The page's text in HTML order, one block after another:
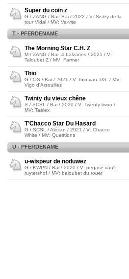
Super du coin z
G / ZANG / Bai, Bai / 2022 / V: Sisley de la
tour Vidal / MV: Va-vite
T - PFERDENAME
The Morning Star C.H. Z
M / ZANG / Bai, 4 balzanes / 2021 / V:
Taloubet Z / MV: Farmer
Thio
G / OS / Bai / 2021 / V: thio van T&L / MV:
Vigo d'Arsouilles
Twinty du vieux chêne
S / SCSL / Bai / 2020 / V: Twenty twoo /
MV: Taalex
T’Chacco Star Du Hasard
G / SCSL / Alézan / 2021 / V: Chacco
White / MV: Questions
U - PFERDENAME
u-wispeur de noduwez
G / KWPN / Bai / 2020 / V: pegase van't
ruytershof / MV: baloubet du rouet